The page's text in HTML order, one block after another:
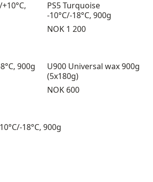
PS5 Turquoise
-10°C/-18°C, 900g
Pris:
NOK 1 200
900g
U900 Universal wax 900g
(5x180g)
Pris:
NOK 600
18°C, 900g